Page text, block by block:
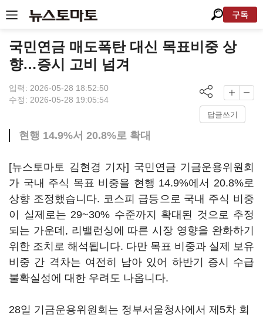
구독
국민연금 매도폭탄 대신 목표비중 상
향…증시 고비 넘겨
입력: 2026-05-28 18:52:50
수정: 2026-05-28 19:05:54
답글쓰기
현행 14.9%서 20.8%로 확대
[뉴스토마토 김현경 기자] 국민연금 기금운용위원회
가 국내 주식 목표 비중을 현행 14.9%에서 20.8%로
상향 조정했습니다. 코스피 급등으로 국내 주식 비중
이 실제로는 29~30% 수준까지 확대된 것으로 추정
되는 가운데, 리밸런싱에 따른 시장 영향을 완화하기
위한 조치로 해석됩니다. 다만 목표 비중과 실제 보유
비중 간 격차는 여전히 남아 있어 하반기 증시 수급
불확실성에 대한 우려도 나옵니다.
28일 기금운용위원회는 정부서울청사에서 제5차 회